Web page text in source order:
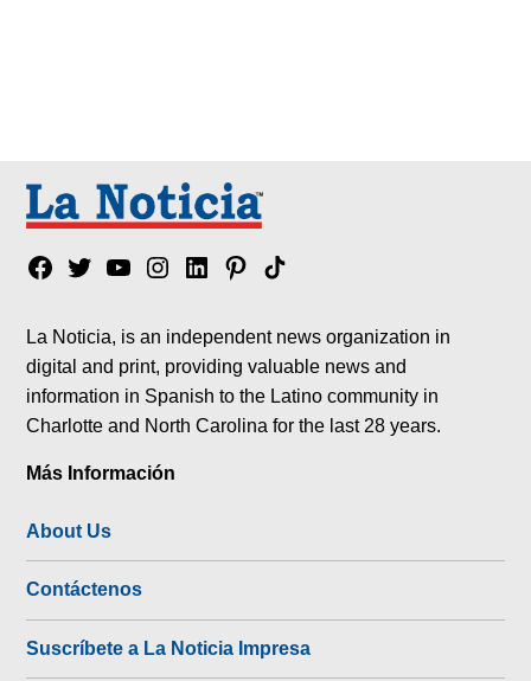
Facebook
TwitterYouTubeInstagram
LinkedinPinterest
Tik
La Noticia, is an independent news organization in
digital and print, providing valuable news and
information in Spanish to the Latino community in
Charlotte and North Carolina for the last 28 years.
Más Información
About Us
Contáctenos
Suscríbete a La Noticia Impresa